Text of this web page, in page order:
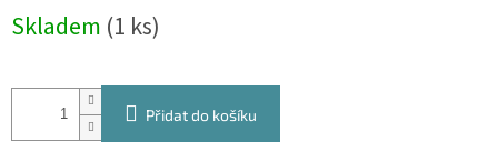
cena:
Skladem (1 ks)
Přidat do košíku